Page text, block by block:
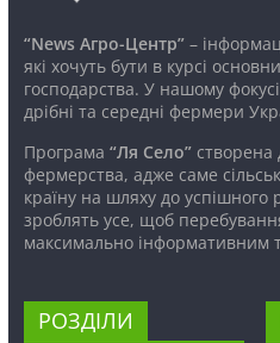
“News Агро-Центр”–
які хочуть бути в курсі
господарства. У нашому
дрібні та середні фермери
Програма “Ля Село”створена
фермерства, адже саме
країну на шляху до успішного
зроблять усе, щоб
максимально інформативним
РОЗДІЛИ